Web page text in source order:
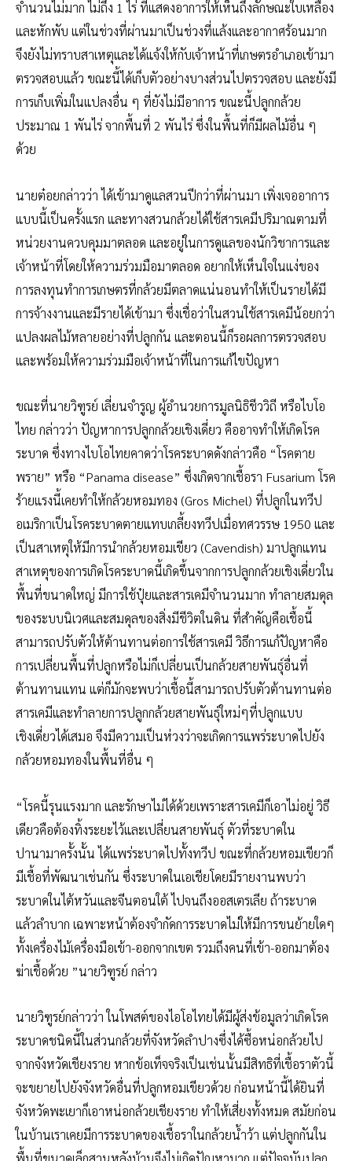
จำนวนไม่มาก ไม่ถึง 1 ไร่ ที่แสดงอาการให้เห็นถึงลักษณะใบเหลือง
และหักพับ แต่ในช่วงที่ผ่านมาเป็นช่วงที่แล้งและอากาศร้อนมาก
จึงยังไม่ทราบสาเหตุและได้แจ้งให้กับเจ้าหน้าที่เกษตรอำเภอเข้ามา
ตรวจสอบแล้ว ขณะนี้ได้เก็บตัวอย่างบางส่วนไปตรวจสอบ และยังมี
การเก็บเพิ่มในแปลงอื่น ๆ ที่ยังไม่มีอาการ ขณะนี้ปลูกกล้วย
ประมาณ 1 พันไร่ จากพื้นที่ 2 พันไร่ ซึ่งในพื้นที่ก็มีผลไม้อื่น ๆ
ด้วย
นายต๋อยกล่าวว่า ได้เข้ามาดูแลสวนปีกว่าที่ผ่านมา เพิ่งเจออาการ
แบบนี้เป็นครั้งแรก และทางสวนกล้วยได้ใช้สารเคมีปริมาณตามที่
หน่วยงานควบคุมมาตลอด และอยู่ในการดูแลของนักวิชาการและ
เจ้าหน้าที่โดยให้ความร่วมมือมาตลอด อยากให้เห็นใจในแง่ของ
การลงทุนทำการเกษตรที่กล้วยมีตลาดแน่นอนทำให้เป็นรายได้มี
การจ้างงานและมีรายได้เข้ามา ซึ่งเชื่อว่าในสวนใช้สารเคมีน้อยกว่า
แปลงผลไม้หลายอย่างที่ปลูกกัน และตอนนี้ก็รอผลการตรวจสอบ
และพร้อมให้ความร่วมมือเจ้าหน้าที่ในการแก้ไขปัญหา
ขณะที่นายวิฑูรย์ เลี่ยนจำรูญ ผู้อำนวยการมูลนิธิชีววิถี หรือไบโอ
ไทย กล่าวว่า ปัญหาการปลูกกล้วยเชิงเดี่ยว คืออาจทำให้เกิดโรค
ระบาด ซึ่งทางไบโอไทยคาดว่าโรคระบาดดังกล่าวคือ “โรคตาย
พราย” หรือ “Panama disease” ซึ่งเกิดจากเชื้อรา Fusarium โรค
ร้ายแรงนี้เคยทำให้กล้วยหอมทอง (Gros Michel) ที่ปลูกในทวีป
อเมริกาเป็นโรคระบาดตายแทบเกลี้ยงทวีปเมื่อทศวรรษ 1950 และ
เป็นสาเหตุให้มีการนำกล้วยหอมเขียว (Cavendish) มาปลูกแทน
สาเหตุของการเกิดโรคระบาดนี้เกิดขึ้นจากการปลูกกล้วยเชิงเดี่ยวใน
พื้นที่ขนาดใหญ่ มีการใช้ปุ๋ยและสารเคมีจำนวนมาก ทำลายสมดุล
ของระบบนิเวศและสมดุลของสิ่งมีชีวิตในดิน ที่สำคัญคือเชื้อนี้
สามารถปรับตัวให้ต้านทานต่อการใช้สารเคมี วิธีการแก้ปัญหาคือ
การเปลี่ยนพื้นที่ปลูกหรือไม่ก็เปลี่ยนเป็นกล้วยสายพันธุ์อื่นที่
ต้านทานแทน แต่ก็มักจะพบว่าเชื้อนี้สามารถปรับตัวต้านทานต่อ
สารเคมีและทำลายการปลูกกล้วยสายพันธุ์ใหม่ๆที่ปลูกแบบ
เชิงเดี่ยวได้เสมอ จึงมีความเป็นห่วงว่าจะเกิดการแพร่ระบาดไปยัง
กล้วยหอมทองในพื้นที่อื่น ๆ
“โรคนี้รุนแรงมาก และรักษาไม่ได้ด้วยเพราะสารเคมีก็เอาไม่อยู่ วิธี
เดียวคือต้องทิ้งระยะไว้และเปลี่ยนสายพันธุ์ ตัวที่ระบาดใน
ปานามาครั้งนั้น ได้แพร่ระบาดไปทั้งทวีป ขณะที่กล้วยหอมเขียวก็
มีเชื้อที่พัฒนาเช่นกัน ซึ่งระบาดในเอเชียโดยมีรายงานพบว่า
ระบาดในไต้หวันและจีนตอนใต้ ไปจนถึงออสเตรเลีย ถ้าระบาด
แล้วลำบาก เฉพาะหน้าต้องจำกัดการระบาดไม่ให้มีการขนย้ายใดๆ
ทั้งเครื่องไม้เครื่องมือเข้า-ออกจากเขต รวมถึงคนที่เข้า-ออกมาต้อง
ฆ่าเชื้อด้วย ”นายวิฑูรย์ กล่าว
นายวิฑูรย์กล่าวว่า ในโพสต์ของไอโอไทยได้มีผู้ส่งข้อมูลว่าเกิดโรค
ระบาดชนิดนี้ในส่วนกล้วยที่จังหวัดลำปางซึ่งได้ซื้อหน่อกล้วยไป
จากจังหวัดเชียงราย หากข้อเท็จจริงเป็นเช่นนั้นมีสิทธิที่เชื้อราตัวนี้
จะขยายไปยังจังหวัดอื่นที่ปลูกหอมเขียวด้วย ก่อนหน้านี้ได้ยินที่
จังหวัดพะเยาก็เอาหน่อกล้วยเชียงราย ทำให้เสี่ยงทั้งหมด สมัยก่อน
ในบ้านเราเคยมีการระบาดของเชื้อราในกล้วยน้ำว้า แต่ปลูกกันใน